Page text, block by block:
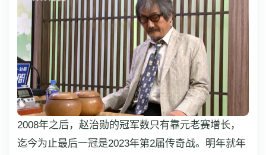
2008年之后，赵治勋的冠军数只有靠元老赛增长，
迄今为止最后一冠是2023年第2届传奇战。明年就年